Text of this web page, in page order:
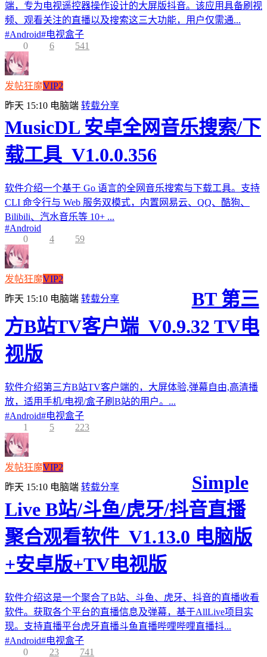
端，专为电视遥控器操作设计的大屏版抖音。该应用具备刷视
频、观看关注的直播以及搜索这三大功能，用户仅需通...
#Android#电视盒子
0
6 541
发帖狂魔VIP2
昨天 15:10 电脑端 转载分享
MusicDL 安卓全网音乐搜索/下
载工具_V1.0.0.356
软件介绍一个基于 Go 语言的全网音乐搜索与下载工具。支持
CLI 命令行与 Web 服务双模式，内置网易云、QQ、酷狗、
Bilibili、汽水音乐等 10+ ...
#Android
0
4 59
发帖狂魔VIP2
昨天 15:10 电脑端 转载分享
BT 第三
方B站TV客户端_V0.9.32 TV电
视版
软件介绍第三方B站TV客户端的，大屏体验,弹幕自由,高清播
放，适用手机/电视/盒子刷B站的用户。...
#Android#电视盒子
1
5 223
发帖狂魔VIP2
昨天 15:10 电脑端 转载分享
Simple
Live B站/斗鱼/虎牙/抖音直播
聚合观看软件_V1.13.0 电脑版
+安卓版+TV电视版
软件介绍这是一个聚合了B站、斗鱼、虎牙、抖音的直播收看
软件。获取各个平台的直播信息及弹幕，基于AllLive项目实
现。支持直播平台虎牙直播斗鱼直播哔哩哔哩直播抖...
#Android#电视盒子
0
23 741